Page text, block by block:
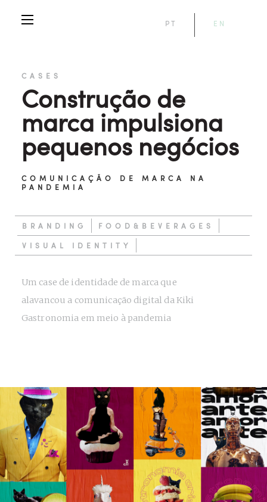
PT EN
CASES
Construção de
marca impulsiona
pequenos negócios
COMUNICAÇÃO DE MARCA NA
PANDEMIA
BRANDING FOOD&BEVERAGES
VISUAL IDENTITY
Um case de identidade de marca que
alavancou a comunicação digital da Kiki
Gastronomia em meio à pandemia